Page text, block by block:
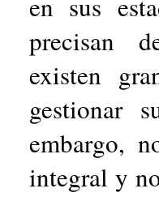
precisan
existen
gestionar
embargo,
integral y